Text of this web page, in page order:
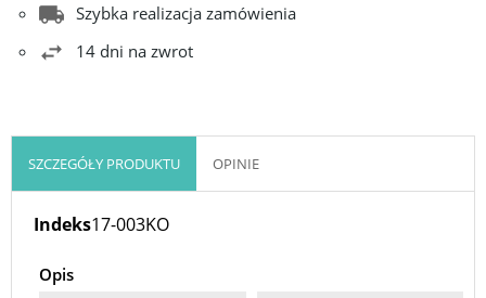
Szybka realizacja zamówienia
14 dni na zwrot
SZCZEGÓŁY PRODUKTU OPINIE
Indeks17-003KO
Opis